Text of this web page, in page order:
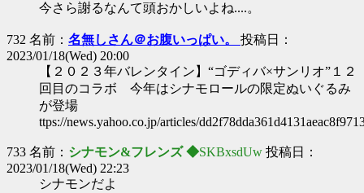
今さら謝るなんて頭おかしいよね....。
732 名前： 名無しさん＠お腹いっぱい。 投稿日：
2023/01/18(Wed) 20:00
【２０２３年バレンタイン】“ゴディバ×サンリオ”１２
回目のコラボ 今年はシナモロールの限定ぬいぐるみ
が登場
ttps://news.yahoo.co.jp/articles/
733 名前： シナモン&フレンズ ◆SKBxsdUw 投稿日：
2023/01/18(Wed) 22:23
シナモンだよ